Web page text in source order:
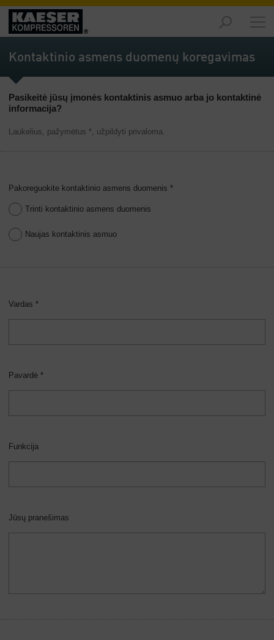
Produktai
-
Apžvalga
-
Apžvalga
Aptarnavimas
-
Įmonė
-
Apžvalga
Kontaktinio asmens duomenų koregavimas
Pasikeitė jūsų įmonės kontaktinis asmuo arba jo kontaktinė
informacija?
Laukelius, pažymėtus *, užpildyti privaloma.
Pakoreguokite kontaktinio asmens duomenis *
Trinti kontaktinio asmens duomenis
Naujas kontaktinis asmuo
Vardas *
Pavardė *
Funkcija
Jūsų pranešimas